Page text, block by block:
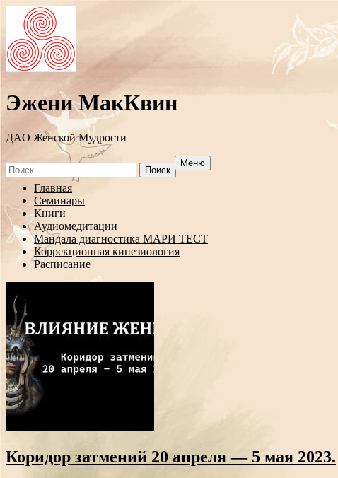
Эжени МакКвин
ДAO Женской Мудрости
Search
for:
Меню
Перейти
содержанию
Главная
Семинары
Книги
Аудиомедитации
Мандала диагностика МАРИ ТЕСТ
Коррекционная кинезиология
Расписание
Коридор затмений 20 апреля — 5 мая 2023.